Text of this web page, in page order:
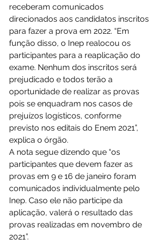
receberam comunicados
direcionados aos candidatos inscritos
para fazer a prova em 2022. “Em
função disso, o Inep realocou os
participantes para a reaplicação do
exame. Nenhum dos inscritos será
prejudicado e todos terão a
oportunidade de realizar as provas
pois se enquadram nos casos de
prejuízos logísticos, conforme
previsto nos editais do Enem 2021”,
explica o órgão.
A nota segue dizendo que “os
participantes que devem fazer as
provas em 9 e 16 de janeiro foram
comunicados individualmente pelo
Inep. Caso ele não participe da
aplicação, valerá o resultado das
provas realizadas em novembro de
2021”.